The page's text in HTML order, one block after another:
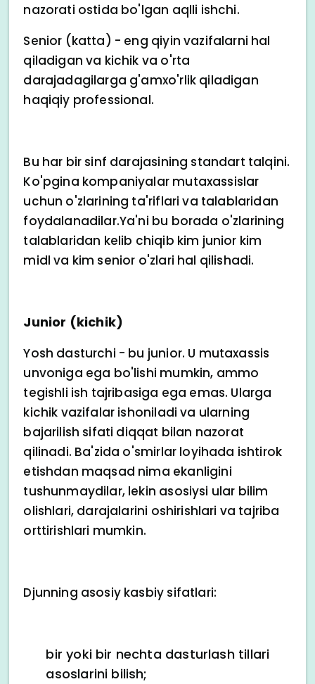
nazorati ostida bo'lgan aqlli ishchi.
Senior (katta) - eng qiyin vazifalarni hal
qiladigan va kichik va o'rta
darajadagilarga g'amxo'rlik qiladigan
haqiqiy professional.
Bu har bir sinf darajasining standart talqini.
Ko'pgina kompaniyalar mutaxassislar
uchun o'zlarining ta'riflari va talablaridan
foydalanadilar.Ya'ni bu borada o'zlarining
talablaridan kelib chiqib kim junior kim
midl va kim senior o'zlari hal qilishadi.
Junior (kichik)
Yosh dasturchi - bu junior. U mutaxassis
unvoniga ega bo'lishi mumkin, ammo
tegishli ish tajribasiga ega emas. Ularga
kichik vazifalar ishoniladi va ularning
bajarilish sifati diqqat bilan nazorat
qilinadi. Ba'zida o'smirlar loyihada ishtirok
etishdan maqsad nima ekanligini
tushunmaydilar, lekin asosiysi ular bilim
olishlari, darajalarini oshirishlari va tajriba
orttirishlari mumkin.
Djunning asosiy kasbiy sifatlari:
bir yoki bir nechta dasturlash tillari
asoslarini bilish;